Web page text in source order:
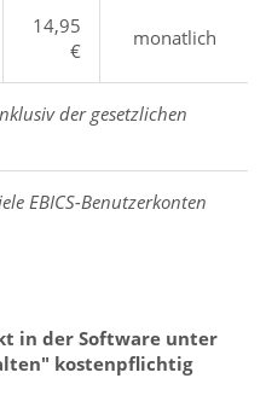
14,95
€
monatlich
der gesetzlichen
EBICS-Benutzerkonten
in der Software unter
kostenpflichtig